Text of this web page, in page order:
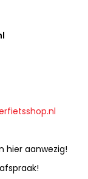
hier aanwezig!